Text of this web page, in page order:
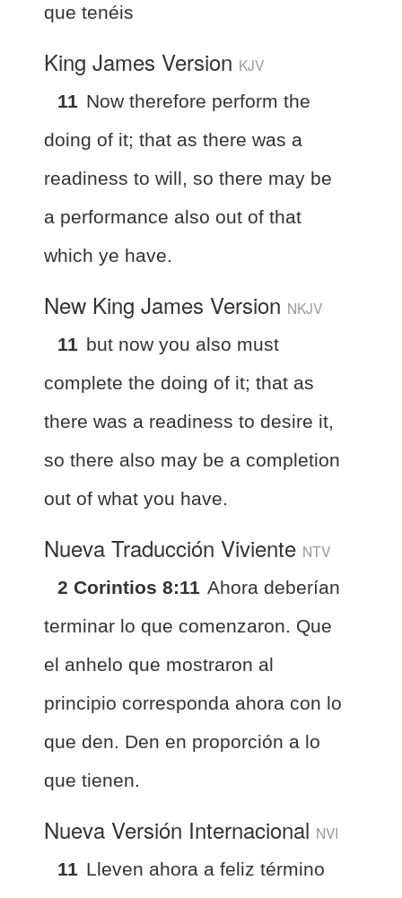
que tenéis
King James Version KJV
11 Now therefore perform the
doing of it; that as there was a
readiness to will, so there may be
a performance also out of that
which ye have.
New King James Version NKJV
11 but now you also must
complete the doing of it; that as
there was a readiness to desire it,
so there also may be a completion
out of what you have.
Nueva Traducción Viviente NTV
2 Corintios 8:11 Ahora deberían
terminar lo que comenzaron. Que
el anhelo que mostraron al
principio corresponda ahora con lo
que den. Den en proporción a lo
que tienen.
Nueva Versión Internacional NVI
11 Lleven ahora a feliz término